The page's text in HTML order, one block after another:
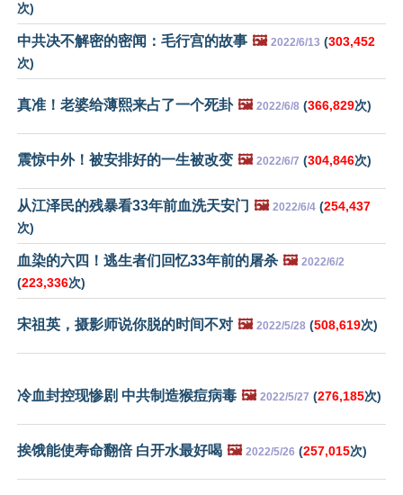
次)
中共决不解密的密闻：毛行宫的故事 🖼️ 2022/6/13 (303,452
次)
真准！老婆给薄熙来占了一个死卦 🖼️ 2022/6/8 (366,829次)
震惊中外！被安排好的一生被改变 🖼️ 2022/6/7 (304,846次)
从江泽民的残暴看33年前血洗天安门 🖼️ 2022/6/4 (254,437
次)
血染的六四！逃生者们回忆33年前的屠杀 🖼️ 2022/6/2
(223,336次)
宋祖英，摄影师说你脱的时间不对 🖼️ 2022/5/28 (508,619次)
冷血封控现惨剧 中共制造猴痘病毒 🖼️ 2022/5/27 (276,185次)
挨饿能使寿命翻倍 白开水最好喝 🖼️ 2022/5/26 (257,015次)